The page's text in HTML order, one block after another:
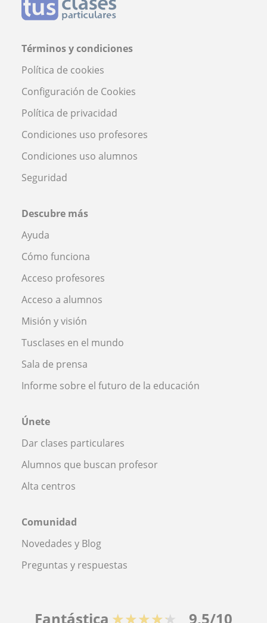
Términos y condiciones
Política de cookies
Configuración de Cookies
Política de privacidad
Condiciones uso profesores
Condiciones uso alumnos
Seguridad
Descubre más
Ayuda
Cómo funciona
Acceso profesores
Acceso a alumnos
Misión y visión
Tusclases en el mundo
Sala de prensa
Informe sobre el futuro de la educación
Únete
Dar clases particulares
Alumnos que buscan profesor
Alta centros
Comunidad
Novedades y Blog
Preguntas y respuestas
Fantástica ★★★★★ 9,5/10